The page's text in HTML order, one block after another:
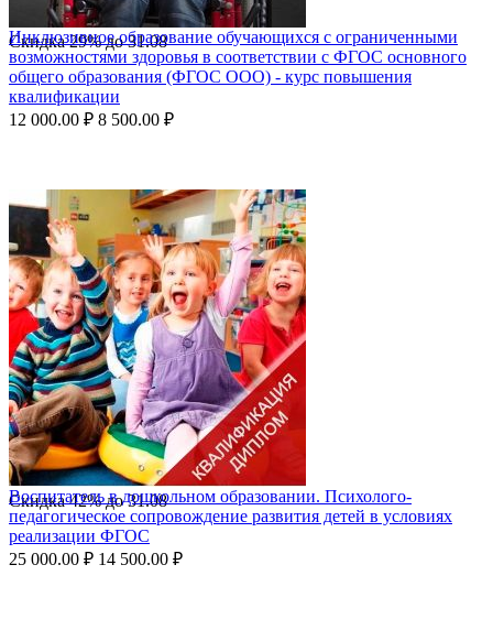
Скидка29%до31.08
Инклюзивное образование обучающихся с ограниченными
возможностями здоровья в соответствии с ФГОС основного
общего образования (ФГОС ООО) - курс повышения
квалификации
12 000.00 ₽ 8 500.00 ₽
Скидка42%до31.08
Воспитатель в дошкольном образовании. Психолого-
педагогическое сопровождение развития детей в условиях
реализации ФГОС
25 000.00 ₽ 14 500.00 ₽